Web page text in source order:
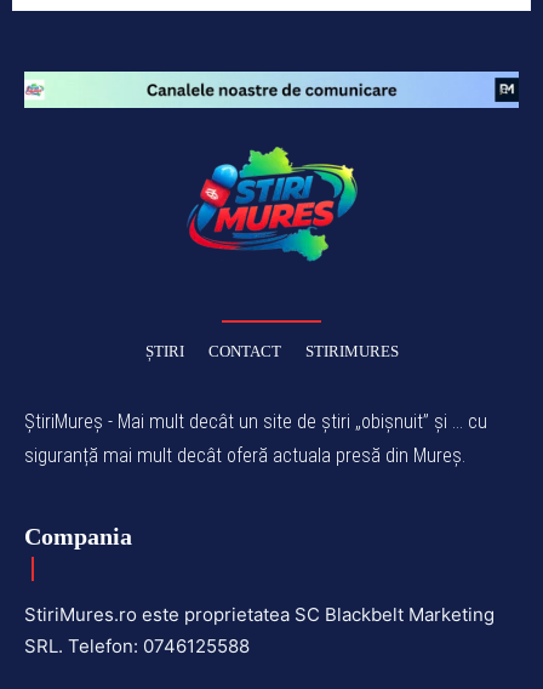
ȘTIRI CONTACT STIRIMURES
ȘtiriMureș - Mai mult decât un site de știri „obișnuit” și ... cu
siguranță mai mult decât oferă actuala presă din Mureș.
Compania
StiriMures.ro este proprietatea SC Blackbelt Marketing
SRL. Telefon: 0746125588